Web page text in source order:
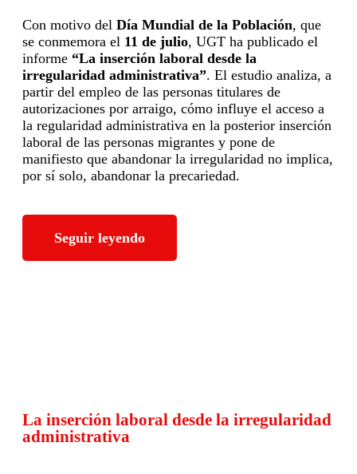
Con motivo del Día Mundial de la Población, que
se conmemora el 11 de julio, UGT ha publicado el
informe “La inserción laboral desde la
irregularidad administrativa”. El estudio analiza, a
partir del empleo de las personas titulares de
autorizaciones por arraigo, cómo influye el acceso a
la regularidad administrativa en la posterior inserción
laboral de las personas migrantes y pone de
manifiesto que abandonar la irregularidad no implica,
por sí solo, abandonar la precariedad.
Seguir leyendo
La inserción laboral desde la irregularidad
administrativa